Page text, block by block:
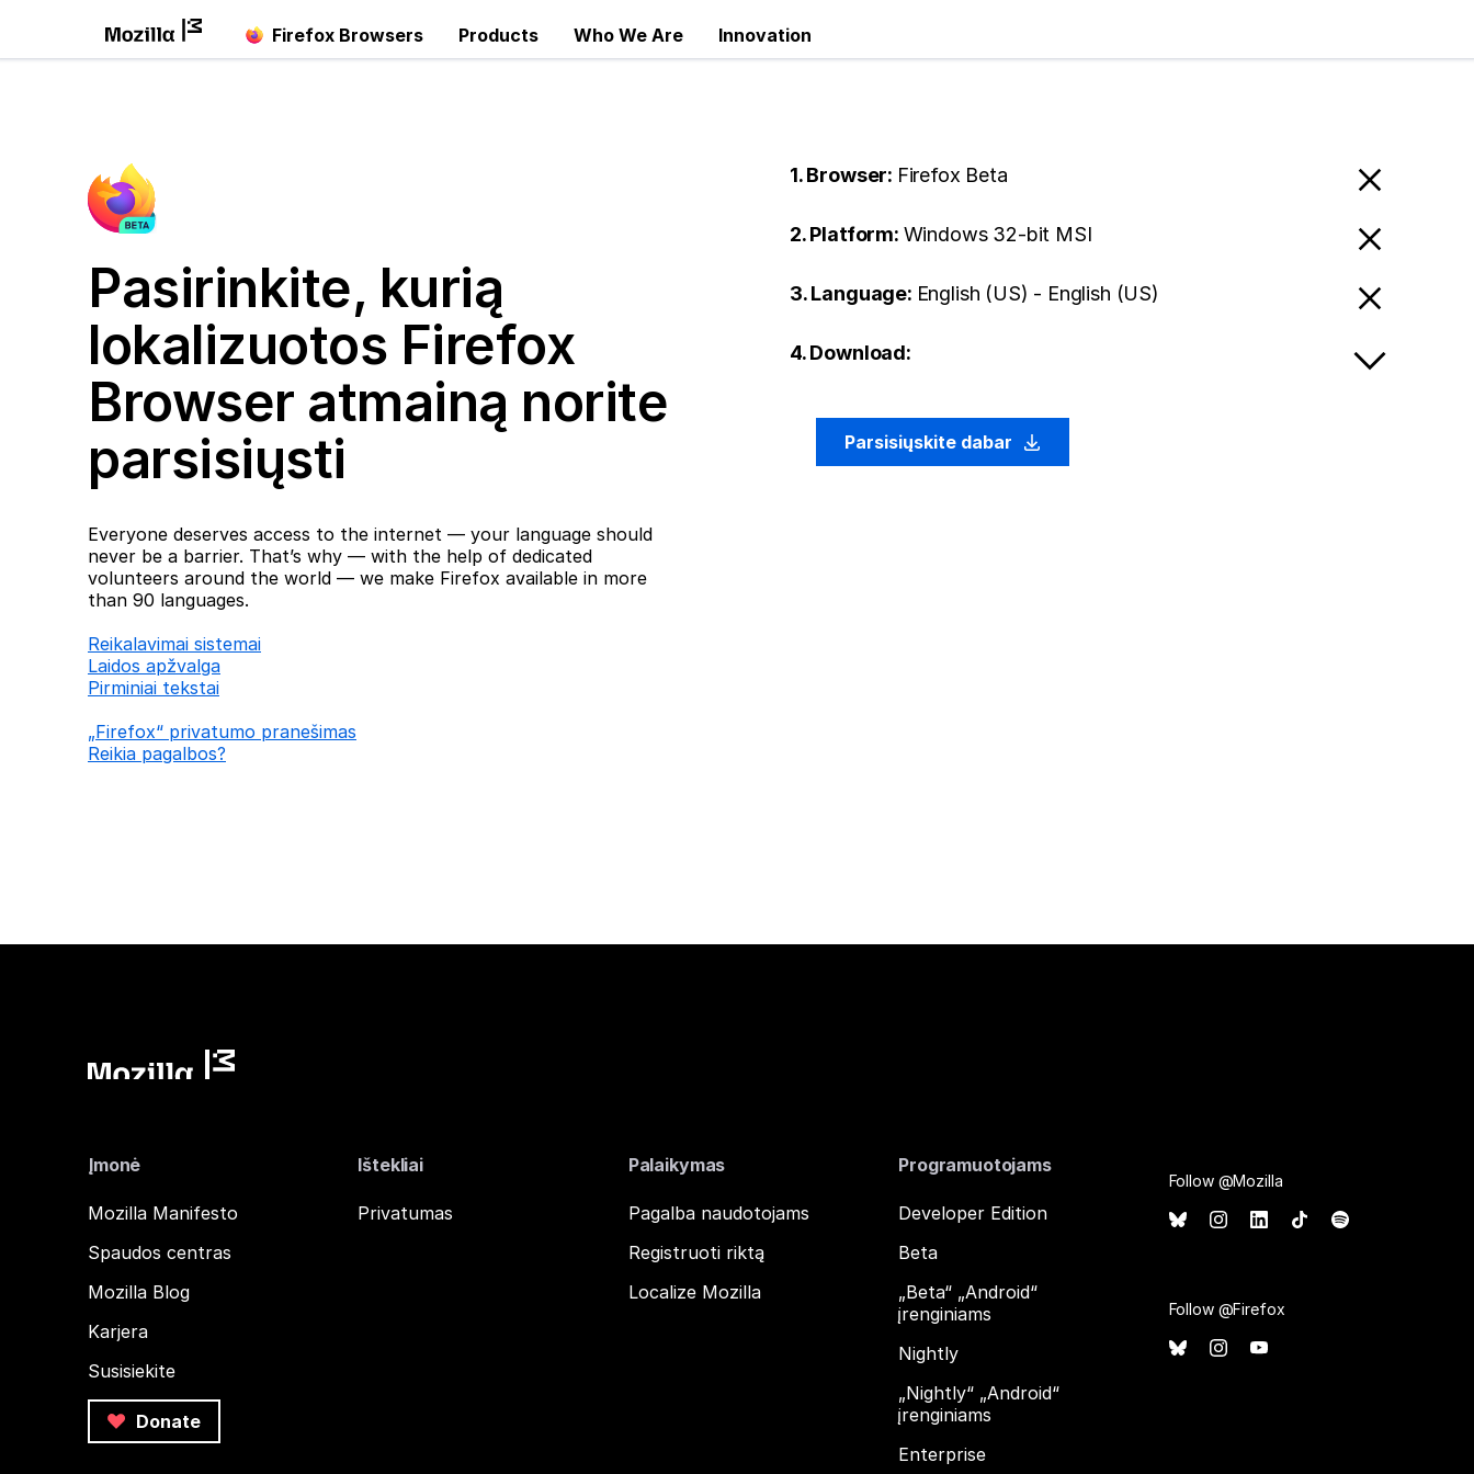
Firefox Browsers Products Who We Are Innovation
Pasirinkite, kurią
lokalizuotos Firefox
Browser atmainą norite
parsisiųsti
Everyone deserves access to the internet — your language should
never be a barrier. That’s why — with the help of dedicated
volunteers around the world — we make Firefox available in more
than 90 languages.
Reikalavimai sistemai
Laidos apžvalga
Pirminiai tekstai
„Firefox“ privatumo pranešimas
Reikia pagalbos?
1. Browser: Firefox Beta
2. Platform: Windows 32-bit MSI
3. Language: English (US) - English (US)
4. Download:
Parsisiųskite dabar
Įmonė
Mozilla Manifesto
Spaudos centras
Mozilla Blog
Karjera
Susisiekite
Donate
Ištekliai
Privatumas
Palaikymas
Pagalba naudotojams
Registruoti riktą
Localize Mozilla
Programuotojams
Developer Edition
Beta
„Beta“ „Android“
įrenginiams
Nightly
„Nightly“ „Android“
įrenginiams
Enterprise
Follow @Mozilla
Follow @Firefox